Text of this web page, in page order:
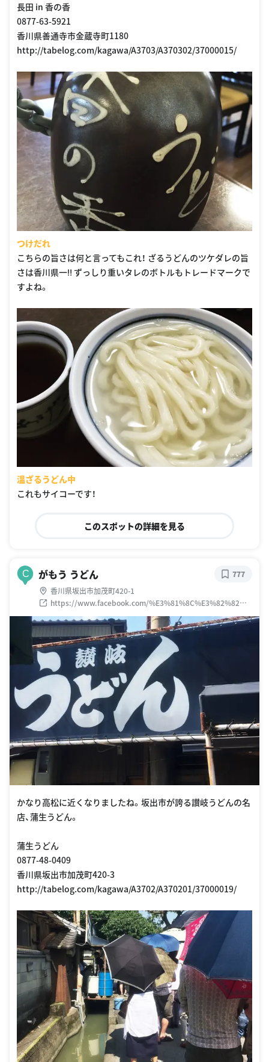
長田 in 香の香
0877-63-5921
香川県善通寺市金蔵寺町1180
http://tabelog.com/kagawa/A3703/A370302/37000015/
つけだれ
こちらの旨さは何と言ってもこれ！ ざるうどんのツケダレの旨
さは香川県一‼︎ ずっしり重いタレのボトルもトレードマークで
すよね。
温ざるうどん中
これもサイコーです！
このスポットの詳細を見る
C がもう うどん
香川県坂出市加茂町420-1
https://www.facebook.com/%E3%81%8C%E3%82%82%E
3%81%86%E3%81%86%E3%81%A9%E3%82%93-
1715398265348467/?fref=ts
777
かなり高松に近くなりましたね。坂出市が誇る讃岐うどんの名
店、蒲生うどん。
蒲生うどん
0877-48-0409
香川県坂出市加茂町420-3
http://tabelog.com/kagawa/A3702/A370201/37000019/